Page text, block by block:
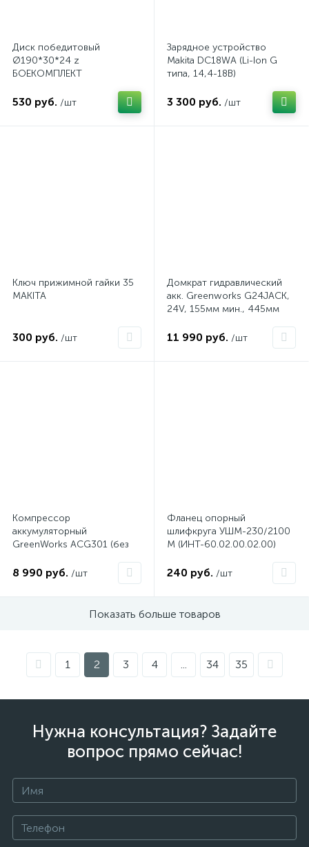
Диск победитовый
Ø190*30*24 z
БОЕКОМПЛЕКТ
530 руб. /шт
Зарядное устройство
Makita DC18WA (Li-Ion G
типа, 14,4-18В)
3 300 руб. /шт
Ключ прижимной гайки 35
MAKITA
300 руб. /шт
Домкрат гидравлический
акк. Greenworks G24JACK,
24V, 155мм мин., 445мм
АК
11 990 руб. /шт
Компрессор
аккумуляторный
GreenWorks ACG301 (без
8 990 руб. /шт
Фланец опорный
шлифкруга УШМ-230/2100
М (ИНТ-60.02.00.02.00)
240 руб. /шт
Показать больше товаров
1 2 3 4 ... 34 35
Нужна консультация? Задайте
вопрос прямо сейчас!